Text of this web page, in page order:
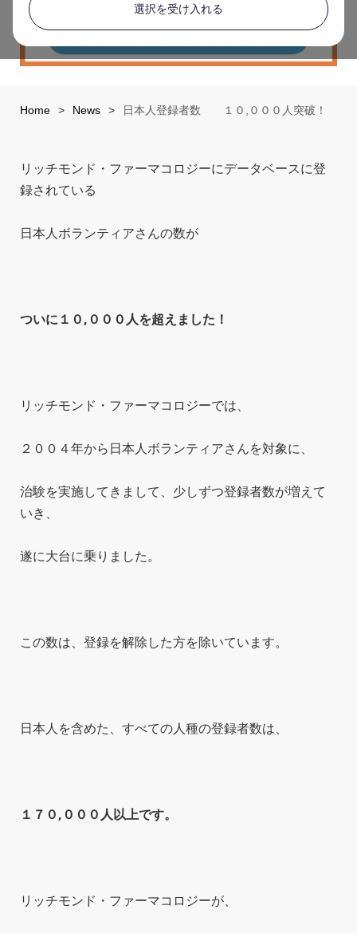
選択を受け入れる
Home > News > 日本人登録者数 １０,０００人突破！
リッチモンド・ファーマコロジーにデータベースに登
録されている
日本人ボランティアさんの数が
ついに１０,０００人を超えました！
リッチモンド・ファーマコロジーでは、
２００４年から日本人ボランティアさんを対象に、
治験を実施してきまして、少しずつ登録者数が増えて
いき、
遂に大台に乗りました。
この数は、登録を解除した方を除いています。
日本人を含めた、すべての人種の登録者数は、
１７０,０００人以上です。
リッチモンド・ファーマコロジーが、